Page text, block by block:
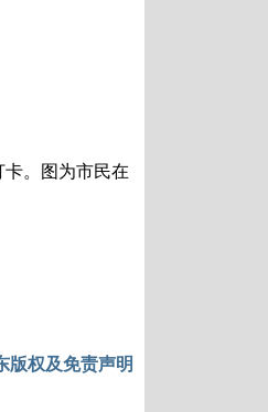
。图为市民在
版权及免责声明